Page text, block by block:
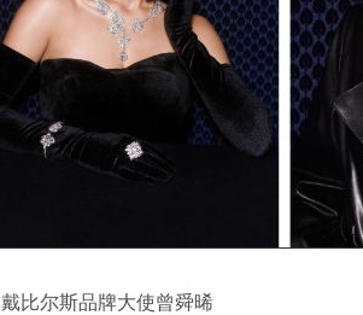
戴比尔斯品牌大使曾舜晞